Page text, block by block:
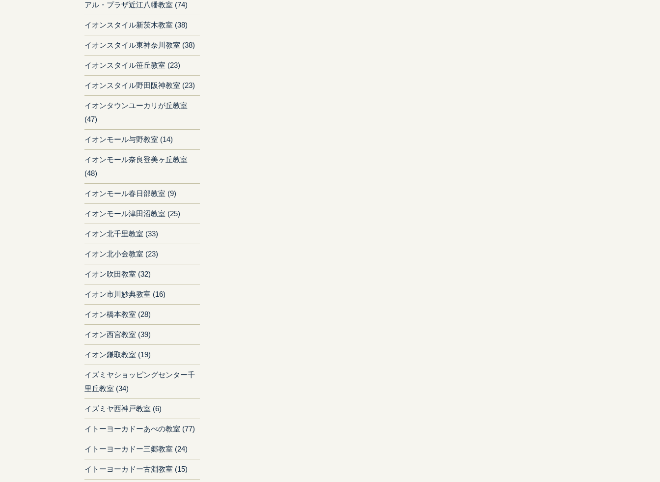
アル・プラザ近江八幡教室 (74)
イオンスタイル新茨木教室 (38)
イオンスタイル東神奈川教室 (38)
イオンスタイル笹丘教室 (23)
イオンスタイル野田阪神教室 (23)
イオンタウンユーカリが丘教室
(47)
イオンモール与野教室 (14)
イオンモール奈良登美ヶ丘教室
(48)
イオンモール春日部教室 (9)
イオンモール津田沼教室 (25)
イオン北千里教室 (33)
イオン北小金教室 (23)
イオン吹田教室 (32)
イオン市川妙典教室 (16)
イオン橋本教室 (28)
イオン西宮教室 (39)
イオン鎌取教室 (19)
イズミヤショッピングセンター千
里丘教室 (34)
イズミヤ西神戸教室 (6)
イトーヨーカドーあべの教室 (77)
イトーヨーカドー三郷教室 (24)
イトーヨーカドー古淵教室 (15)